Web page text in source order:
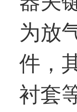
为放
件，
衬套